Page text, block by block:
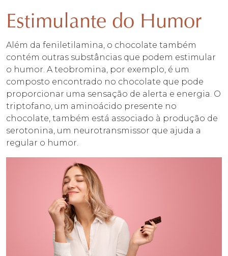
Estimulante do Humor
Além da feniletilamina, o chocolate também
contém outras substâncias que podem estimular
o humor. A teobromina, por exemplo, é um
composto encontrado no chocolate que pode
proporcionar uma sensação de alerta e energia. O
triptofano, um aminoácido presente no
chocolate, também está associado à produção de
serotonina, um neurotransmissor que ajuda a
regular o humor.